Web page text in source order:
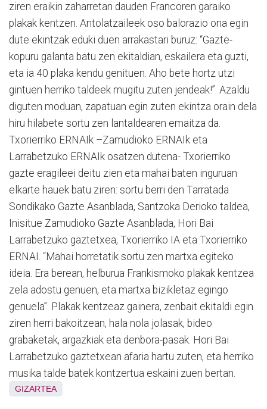
ziren eraikin zaharretan dauden Francoren garaiko
plakak kentzen. Antolatzaileek oso balorazio ona egin
dute ekintzak eduki duen arrakastari buruz: “Gazte-
kopuru galanta batu zen ekitaldian, eskailera eta guzti,
eta ia 40 plaka kendu genituen. Aho bete hortz utzi
gintuen herriko taldeek mugitu zuten jendeak!”. Azaldu
diguten moduan, zapatuan egin zuten ekintza orain dela
hiru hilabete sortu zen lantaldearen emaitza da.
Txorierriko ERNAIk –Zamudioko ERNAIk eta
Larrabetzuko ERNAIk osatzen dutena- Txorierriko
gazte eragileei deitu zien eta mahai baten inguruan
elkarte hauek batu ziren: sortu berri den Tarratada
Sondikako Gazte Asanblada, Santzoka Derioko taldea,
Inisitue Zamudioko Gazte Asanblada, Hori Bai
Larrabetzuko gaztetxea, Txorierriko IA eta Txorierriko
ERNAI. “Mahai horretatik sortu zen martxa egiteko
ideia. Era berean, helburua Frankismoko plakak kentzea
zela adostu genuen, eta martxa bizikletaz egingo
genuela”. Plakak kentzeaz gainera, zenbait ekitaldi egin
ziren herri bakoitzean, hala nola jolasak, bideo
grabaketak, argazkiak eta denbora-pasak. Hori Bai
Larrabetzuko gaztetxean afaria hartu zuten, eta herriko
musika talde batek kontzertua eskaini zuen bertan.
GIZARTEA